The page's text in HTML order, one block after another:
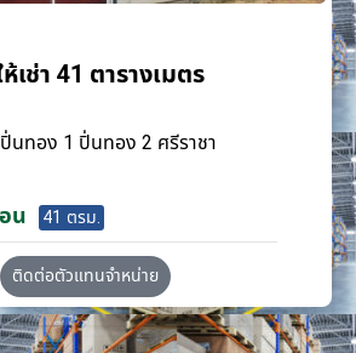
เช่า 41 ตารางเมตร
นทอง 1 ปิ่นทอง 2 ศรีราชา
น 41 ตรม.
ติดต่อตัวแทนจำหน่าย